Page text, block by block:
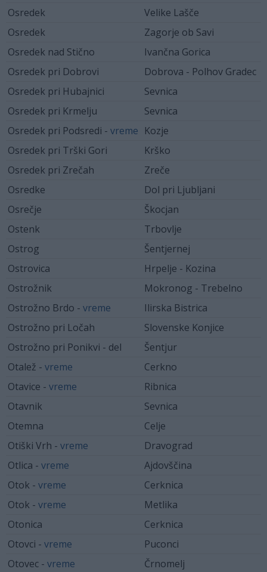
Osredek
Velike Lašče
Osredek
Zagorje ob Savi
Osredek nad Stično
Ivančna Gorica
Osredek pri Dobrovi
Dobrova - Polhov Gradec
Osredek pri Hubajnici
Sevnica
Osredek pri Krmelju
Sevnica
Osredek pri Podsredi - vreme Kozje
Osredek pri Trški Gori
Krško
Osredek pri Zrečah
Zreče
Osredke
Dol pri Ljubljani
Osrečje
Škocjan
Ostenk
Trbovlje
Ostrog
Šentjernej
Ostrovica
Hrpelje - Kozina
Ostrožnik
Mokronog - Trebelno
Ostrožno Brdo - vreme
Ilirska Bistrica
Ostrožno pri Ločah
Slovenske Konjice
Ostrožno pri Ponikvi - del
Šentjur
Otalež - vreme
Cerkno
Otavice - vreme
Ribnica
Otavnik
Sevnica
Otemna
Celje
Otiški Vrh - vreme
Dravograd
Otlica - vreme
Ajdovščina
Otok - vreme
Cerknica
Otok - vreme
Metlika
Otonica
Cerknica
Otovci - vreme
Puconci
Otovec - vreme
Črnomelj